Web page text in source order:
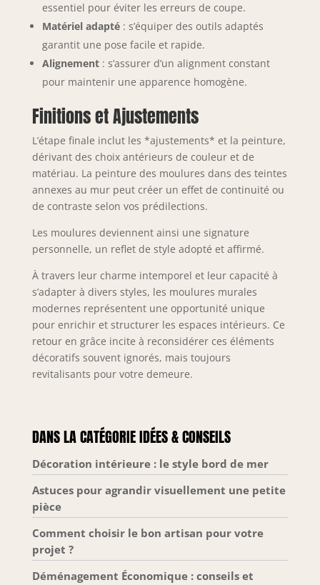
essentiel pour éviter les erreurs de coupe.
Matériel adapté: s’équiper des outils adaptés
garantit une pose facile et rapide.
Alignement: s’assurer d’un alignment constant
pour maintenir une apparence homogène.
Finitions et Ajustements
L’étape finale inclut les *ajustements* et la peinture,
dérivant des choix antérieurs de couleur et de
matériau. La peinture des moulures dans des teintes
annexes au mur peut créer un effet de continuité ou
de contraste selon vos prédilections.
Les moulures deviennent ainsi une signature
personnelle, un reflet de style adopté et affirmé.
À travers leur charme intemporel et leur capacité à
s’adapter à divers styles, les moulures murales
modernes représentent une opportunité unique
pour enrichir et structurer les espaces intérieurs. Ce
retour en grâce incite à reconsidérer ces éléments
décoratifs souvent ignorés, mais toujours
revitalisants pour votre demeure.
DANS LA CATÉGORIE IDÉES & CONSEILS
Décoration intérieure : le style bord de mer
Astuces pour agrandir visuellement une petite
pièce
Comment choisir le bon artisan pour votre
projet ?
Déménagement Économique : conseils et